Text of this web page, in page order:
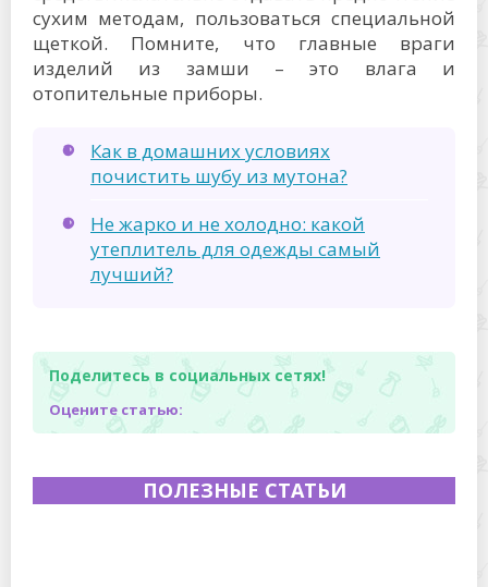
сухим методам, пользоваться специальной
щеткой. Помните, что главные враги
изделий из замши – это влага и
отопительные приборы.
Как в домашних условиях
почистить шубу из мутона?
Не жарко и не холодно: какой
утеплитель для одежды самый
лучший?
Поделитесь в социальных сетях!
Оцените статью:
ПОЛЕЗНЫЕ СТАТЬИ